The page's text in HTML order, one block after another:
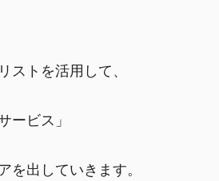
ストを活用して、
ービス」
を出していきます。